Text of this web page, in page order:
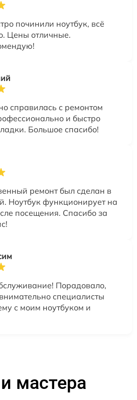
починили ноутбук, всё
Цены отличные.
справилась с ремонтом
и быстро
Большое спасибо!
ремонт был сделан в
Ноутбук функционирует на
посещения. Спасибо за
Порадовало,
специалисты
с моим ноутбуком и
мастера